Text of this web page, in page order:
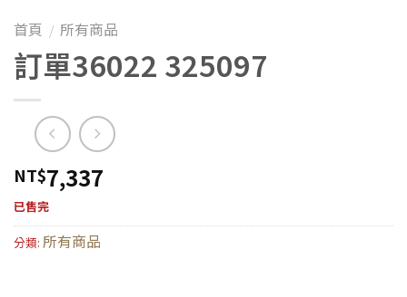
首頁 / 所有商品
訂單36022 325097
NT$7,337
已售完
分類: 所有商品